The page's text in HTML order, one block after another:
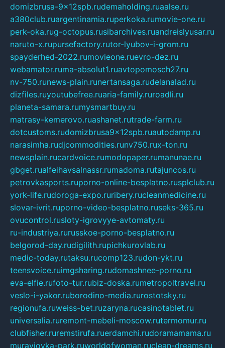
domizbrusa-9x12spb.rudemaholding.ruaalse.ru
a380club.ruargentinamia.ruperkoka.rumovie-one.ru
perk-oka.rug-octopus.rusibarchives.ruandreislyusar.ru
naruto-x.rupursefactory.rutor-lyubov-i-grom.ru
spayderhed-2022.rumovieone.ruevro-dez.ru
webamator.ruma-absolut1.ruavtopomosch27.ru
nv-750.runews-plain.runertansaga.rudelanalad.ru
dizfiles.ruyoutubefree.ruaria-family.ruroadli.ru
planeta-samara.rumysmartbuy.ru
matrasy-kemerovo.ruashanet.rutrade-farm.ru
dotcustoms.rudomizbrusa9x12spb.ruautodamp.ru
narasimha.rudjcommodities.runv750.rux-ton.ru
newsplain.rucardvoice.rumodopaper.rumanunae.ru
gbget.rualfeihavsalnassr.rumadoma.rutajuncos.ru
petrovkasports.ruporno-online-besplatno.rusplclub.ru
york-life.rudoroga-expo.ruribery.rucleanmedicine.ru
slovar-ivrit.ruporno-video-besplatno.ruseks-365.ru
ovucontrol.rusloty-igrovyye-avtomaty.ru
ru-industriya.rurusskoe-porno-besplatno.ru
belgorod-day.rudigilith.rupichkurovlab.ru
medic-today.rutaksu.rucomp123.rudon-ykt.ru
teensvoice.ruimgsharing.rudomashnee-porno.ru
eva-elfie.rufoto-tur.rubiz-doska.rumetropoltravel.ru
veslo-i-yakor.ruborodino-media.rurostotsky.ru
regionufa.ruweiss-bet.ruzaryna.rucasinotablet.ru
universalia.ruremont-mebeli-moscow.rutermomur.ru
clubfisher.ruremstirufa.ruerdamchi.rudoramamama.ru
muraviovka-park.ruworldofwoman.ruclean-dreams.ru